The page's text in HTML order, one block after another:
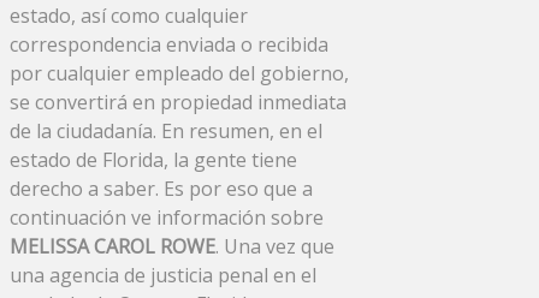
estado, así como cualquier
correspondencia enviada o recibida
por cualquier empleado del gobierno,
se convertirá en propiedad inmediata
de la ciudadanía. En resumen, en el
estado de Florida, la gente tiene
derecho a saber. Es por eso que a
continuación ve información sobre
MELISSA CAROL ROWE. Una vez que
una agencia de justicia penal en el